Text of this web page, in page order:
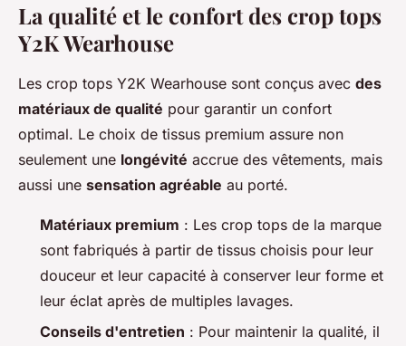
La qualité et le confort des crop tops
Y2K Wearhouse
Les crop tops Y2K Wearhouse sont conçus avec des
matériaux de qualité pour garantir un confort
optimal. Le choix de tissus premium assure non
seulement une longévité accrue des vêtements, mais
aussi une sensation agréable au porté.
Matériaux premium : Les crop tops de la marque
sont fabriqués à partir de tissus choisis pour leur
douceur et leur capacité à conserver leur forme et
leur éclat après de multiples lavages.
Conseils d'entretien : Pour maintenir la qualité, il